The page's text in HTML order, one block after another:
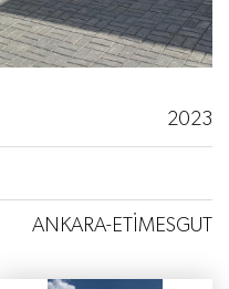
2023
ANKARA-ETİMESGUT